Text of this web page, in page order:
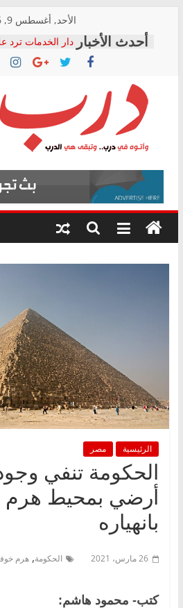
content
الأحد, أغسطس 9, 2026
دار الخدمات ترد
بعد مؤتمره
معاناة أصحاب
فرحات سليمان
أين؟
حزب التحالف
في الصحة”
ودعم المرضى
الوزاري لمدينة
إنشاء المبنى
المجلس القومي
متابعة قضية
قرينة البراءة
درب
وأتوه
درب..
وتبقى
هي
الرئيسية مصر
الحكومة تنفي
أرضي بمحيط هرم
بانهياره
26 مارس، 2021 الحكومة, هرم
كتب- محمود هاشم: